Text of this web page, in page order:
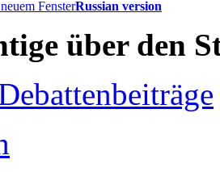
Russian version
über den